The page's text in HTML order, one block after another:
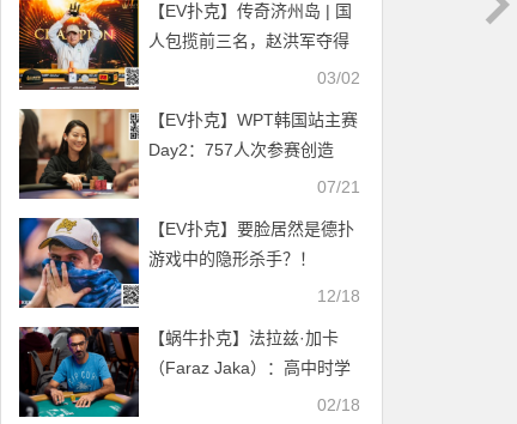
【EV扑克】传奇济州岛 | 国
人包揽前三名，赵洪军夺得
冠军头衔，王钰铸拿到最高
03/02
【EV扑克】WPT韩国站主赛
Day2：757人次参赛创造
22.4亿韩元奖励，Day3座位
07/21
【EV扑克】要脸居然是德扑
游戏中的隐形杀手？！
12/18
【蜗牛扑克】法拉兹·加卡
（Faraz Jaka）：高中时学
到的竞技精神和良好心态帮
02/18